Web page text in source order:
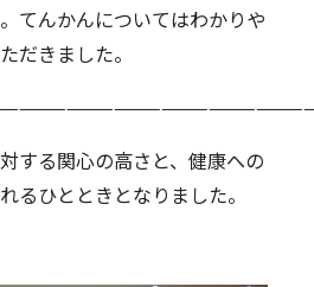
てんかんについてはわかりや
だきました。
する関心の高さと、健康への
るひとときとなりました。